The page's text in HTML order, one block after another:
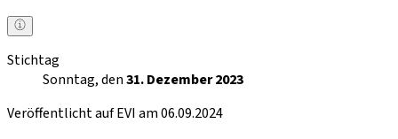
Stichtag
Sonntag, den31. Dezember 2023
Veröffentlicht auf EVI am 06.09.2024